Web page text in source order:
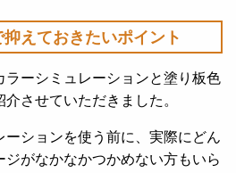
えておきたいポイント
ラーシミュレーションと塗り板色
させていただきました。
ーションを使う前に、実際にどん
がなかなかつかめない方もいら